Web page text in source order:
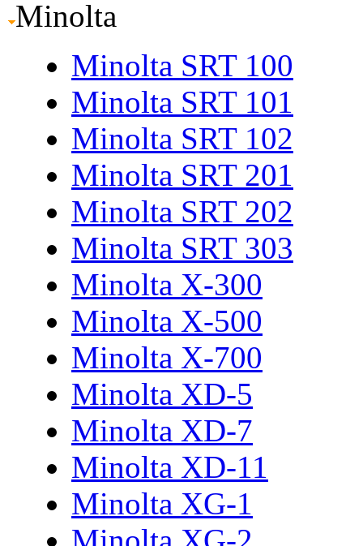
Minolta
Minolta SRT 100
Minolta SRT 101
Minolta SRT 102
Minolta SRT 201
Minolta SRT 202
Minolta SRT 303
Minolta X-300
Minolta X-500
Minolta X-700
Minolta XD-5
Minolta XD-7
Minolta XD-11
Minolta XG-1